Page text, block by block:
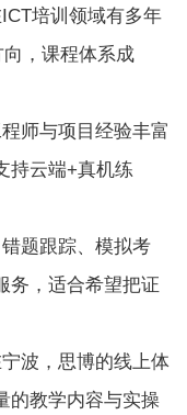
培训领域有多年
，课程体系成
师与项目经验丰富
持云端+真机练
题跟踪、模拟考
务，适合希望把证
波，思博的线上体
的教学内容与实操